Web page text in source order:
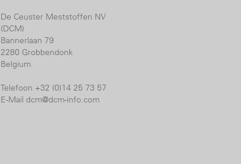
De Ceuster Meststoffen NV
(DCM)
Bannerlaan 79
2280 Grobbendonk
Belgium
Telefoon +32 (0)14 25 73 57
E-Mail dcm@dcm-info.com